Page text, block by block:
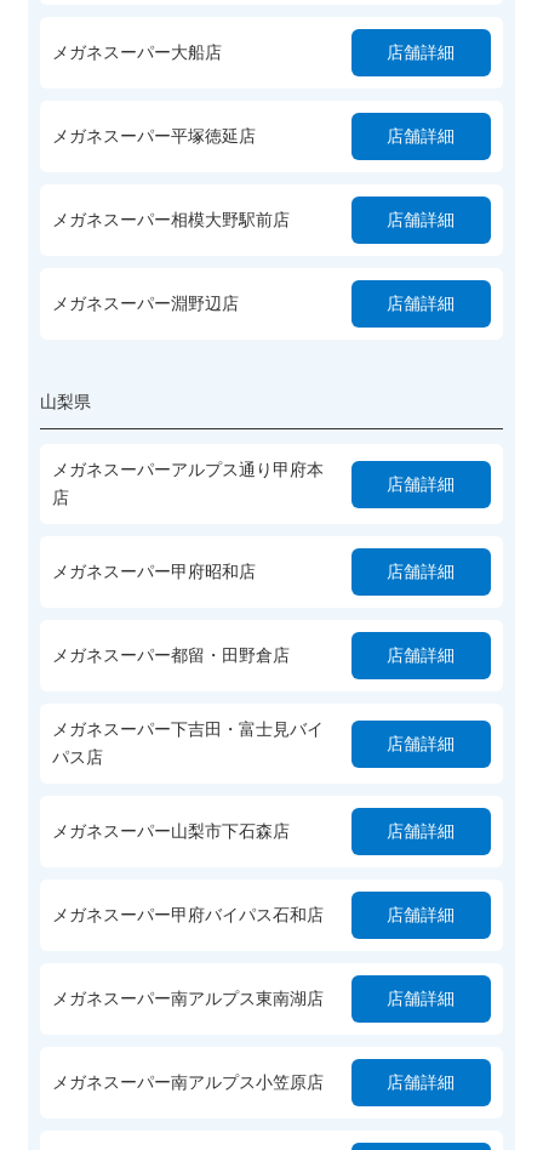
メガネスーパー大船店 店舗詳細
メガネスーパー平塚徳延店 店舗詳細
メガネスーパー相模大野駅前店 店舗詳細
メガネスーパー淵野辺店 店舗詳細
山梨県
メガネスーパーアルプス通り甲府本
店
店舗詳細
メガネスーパー甲府昭和店 店舗詳細
メガネスーパー都留・田野倉店 店舗詳細
メガネスーパー下吉田・富士見バイ
パス店
店舗詳細
メガネスーパー山梨市下石森店 店舗詳細
メガネスーパー甲府バイパス石和店 店舗詳細
メガネスーパー南アルプス東南湖店 店舗詳細
メガネスーパー南アルプス小笠原店 店舗詳細